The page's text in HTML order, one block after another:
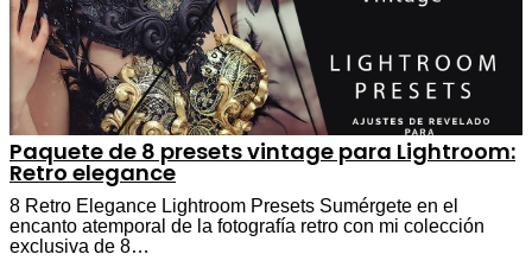
Paquete de 8 presets vintage para Lightroom:
Retro elegance
8 Retro Elegance Lightroom Presets Sumérgete en el
encanto atemporal de la fotografía retro con mi colección
exclusiva de 8…